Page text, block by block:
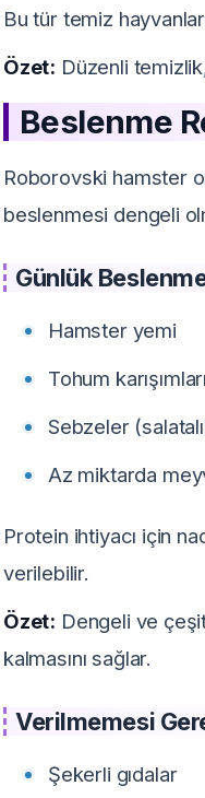
Bu tür temiz
Özet: Düzenli
Beslenme
Roborovski hamster
beslenmesi dengeli
Günlük
Hamster yemi
Tohum karışımları
Sebzeler
Az miktarda
Protein ihtiyacı için
verilebilir.
Özet: Dengeli ve
kalmasını sağlar.
Verilmemesi
Şekerli gıdalar